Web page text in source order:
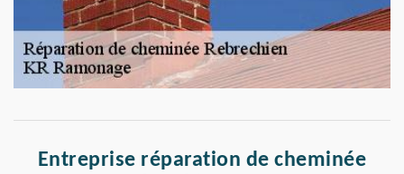
Entreprise réparation de cheminée